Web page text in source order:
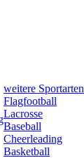
weitere Sportarten
Flagfootball
Lacrosse
Baseball
Cheerleading
Basketball